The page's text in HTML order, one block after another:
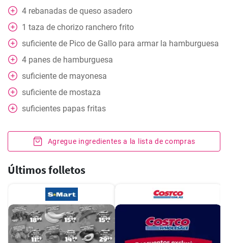
4 rebanadas de queso asadero
1 taza de chorizo ranchero frito
suficiente de Pico de Gallo para armar la hamburguesa
4 panes de hamburguesa
suficiente de mayonesa
suficiente de mostaza
suficientes papas fritas
Agregue ingredientes a la lista de compras
Últimos folletos